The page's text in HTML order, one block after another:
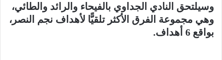
وسيلتحق النادي الجداوي بالفيحاء والرائد والطائي،
وهي مجموعة الفرق الأكثر تلقيًّا لأهداف نجم النصر،
بواقع 6 أهداف.